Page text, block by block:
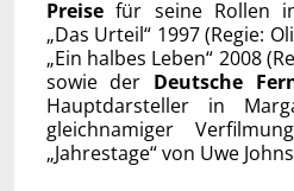
Preisefür seine Rollen
„Das Urteil“ 1997 (Regie:
„Ein halbes Leben“ 2008
sowie der Deutsche
Hauptdarsteller in
gleichnamiger
„Jahrestage“ von Uwe